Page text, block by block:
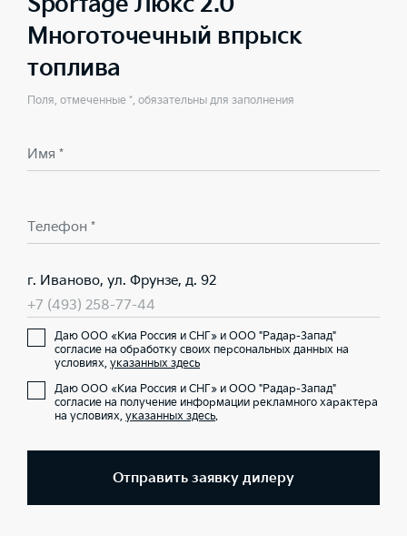
Многоточечный впрыск
топлива
Поля, отмеченные *, обязательны для заполнения
Имя *
Телефон *
г. Иваново, ул. Фрунзе, д. 92
+7 (493) 258-77-44
Даю ООО «Киа Россия и СНГ» и ООО "Радар-Запад"
согласие на обработку своих персональных данных на
условиях, указанных здесь
Даю ООО «Киа Россия и СНГ» и ООО "Радар-Запад"
согласие на получение информации рекламного характера
на условиях, указанных здесь.
Отправить заявку дилеру